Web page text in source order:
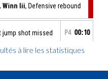
à lire les statistiques